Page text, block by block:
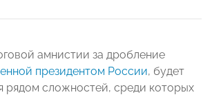
амнистии за дробление
президентом России, будет
рядом сложностей, среди которых